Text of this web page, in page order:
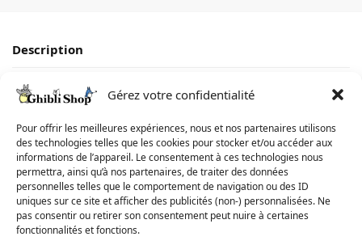
Gérez votre confidentialité
Pour offrir les meilleures expériences, nous et nos partenaires utilisons
des technologies telles que les cookies pour stocker et/ou accéder aux
informations de l’appareil. Le consentement à ces technologies nous
permettra, ainsi qu’à nos partenaires, de traiter des données
personnelles telles que le comportement de navigation ou des ID
uniques sur ce site et afficher des publicités (non-) personnalisées. Ne
pas consentir ou retirer son consentement peut nuire à certaines
fonctionnalités et fonctions.
Description
Informations complémentaires
Avis 0
Matière du Tablier Totoro : Tissu doux et résistant, parfait pour
cuisiner de délicieux plats en compagnie de Totoro.
Taille du Tablier Totoro : 50 cm x 75 cm et 68 cm x 95 cm ,
idéale pour les adultes et les enfants qui veulent se protéger
des éclaboussures de cuisine tout en restant mignon avec leur